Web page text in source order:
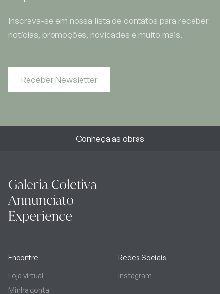
Inscreva-se em nossa lista de contatos para receber
notícias, promoções, novidades e muito mais.
Receber Newsletter
Conheça as obras
Galeria Coletiva
Annunciato
Experience
Encontre
Loja virtual
Minha conta
Redes Sociais
Instagram